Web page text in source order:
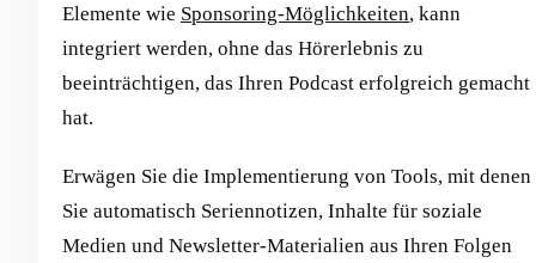
Elemente wie Sponsoring-Möglichkeiten, kann
integriert werden, ohne das Hörerlebnis zu
beeinträchtigen, das Ihren Podcast erfolgreich gemacht
hat.
Erwägen Sie die Implementierung von Tools, mit denen
Sie automatisch Seriennotizen, Inhalte für soziale
Medien und Newsletter-Materialien aus Ihren Folgen